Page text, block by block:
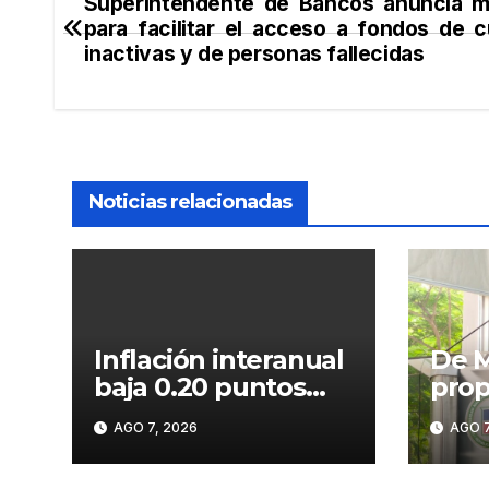
Navegación
de
para facilitar el acceso a fondos de
inactivas y de personas fallecidas
Noticias relacionadas
Inflación interanual
baja 0.20 puntos
porcentuales y se
sitúa en 5.47 %
AGO 7, 2026
De
enAGO